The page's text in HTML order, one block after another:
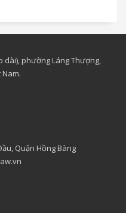
dài), phường Láng Thượng,
Quận Hồng Bàng